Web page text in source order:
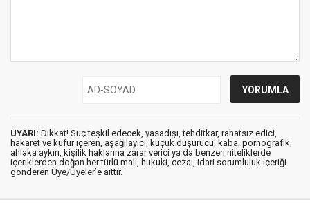
UYARI: Dikkat! Suç teşkil edecek, yasadışı, tehditkar, rahatsız edici,
hakaret ve küfür içeren, aşağılayıcı, küçük düşürücü, kaba, pornografik,
ahlaka aykırı, kişilik haklarına zarar verici ya da benzeri niteliklerde
içeriklerden doğan her türlü mali, hukuki, cezai, idari sorumluluk içeriği
gönderen Üye/Üyeler’e aittir.